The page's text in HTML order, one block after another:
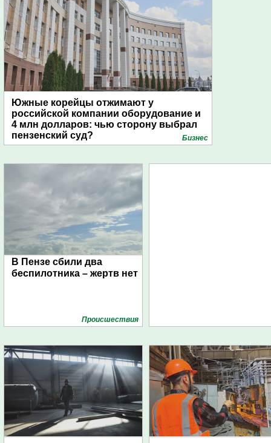
Южные корейцы отжимают у
российской компании оборудование и
4 млн долларов: чью сторону выбрал
пензенский суд?
Бизнес
В Пензе сбили два
беспилотника – жертв нет
Проиcшествия